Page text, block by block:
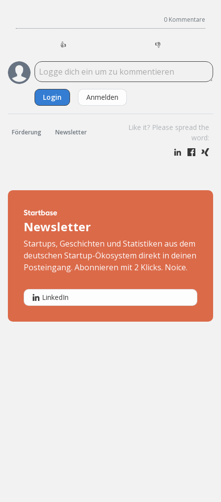
0 Kommentare
👍 👎
Login Anmelden
Förderung Newsletter
Like it? Please spread the
word:
Newsletter
Startups, Geschichten und Statistiken aus dem
deutschen Startup-Ökosystem direkt in deinen
Posteingang. Abonnieren mit 2 Klicks. Noice.
LinkedIn